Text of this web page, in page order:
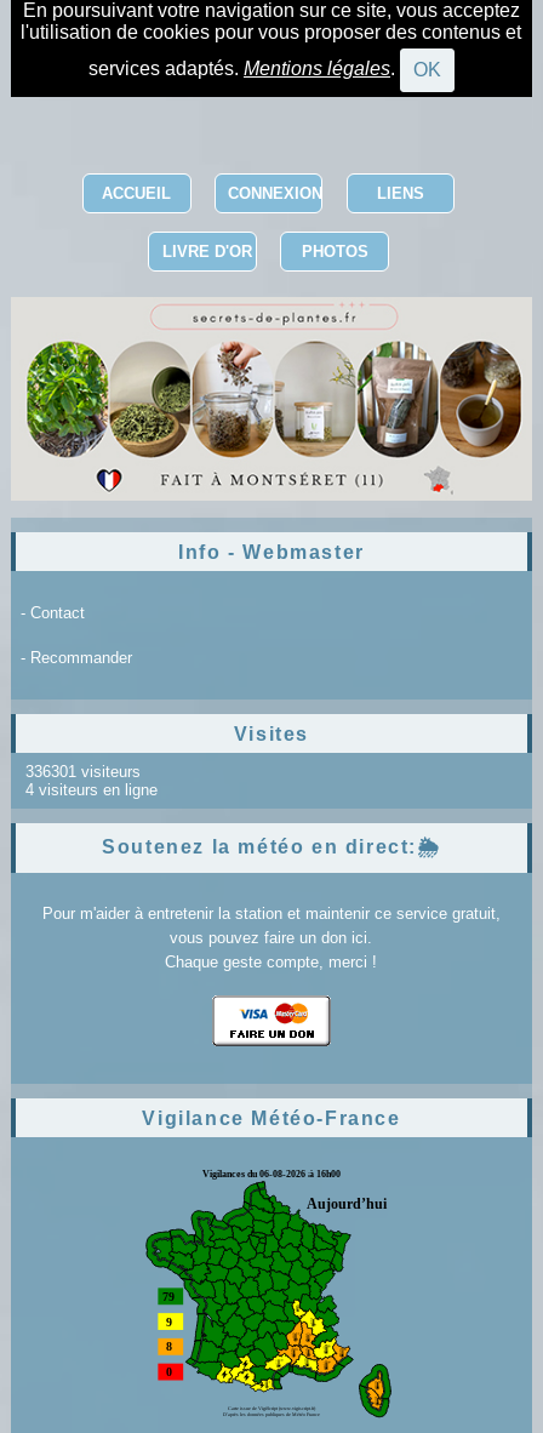
En poursuivant votre navigation sur ce site, vous acceptez
l'utilisation de cookies pour vous proposer des contenus et
services adaptés. Mentions légales. OK
ACCUEIL CONNEXION LIENS
LIVRE D'OR PHOTOS
Info - Webmaster
- Contact
- Recommander
Visites
336301 visiteurs
4 visiteurs en ligne
Soutenez la météo en direct:🌦️
Pour m'aider à entretenir la station et maintenir ce service gratuit,
vous pouvez faire un don ici.
Chaque geste compte, merci !
Vigilance Météo-France